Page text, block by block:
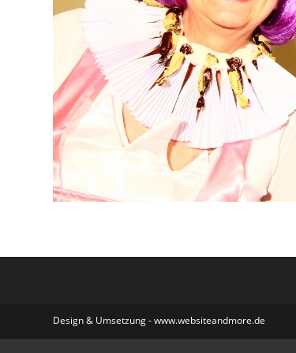
Design & Umsetzung - www.websiteandmore.de